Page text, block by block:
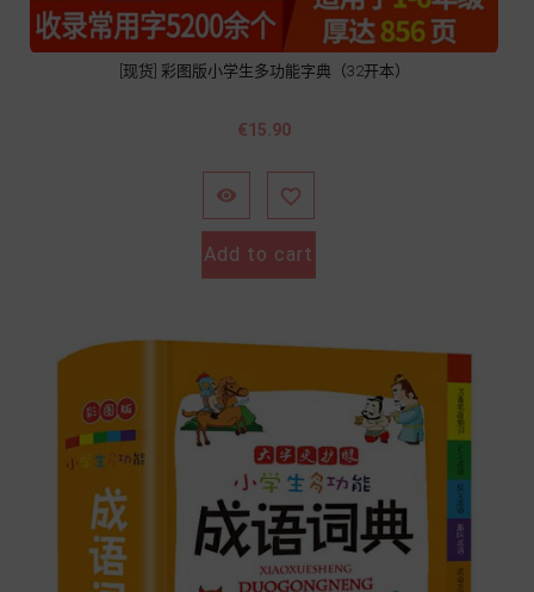
[现货] 彩图版小学生多功能字典（32开本）
價
€15.90
 
Add to cart